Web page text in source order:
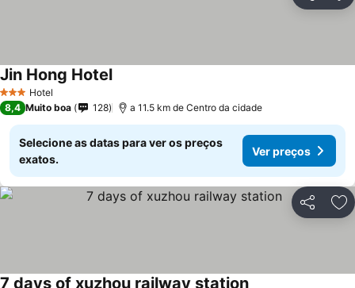
3 EstrelasHotel
Jin Hong Hotel
8,4 Muito boa 128 a 11.5 km de Centro da cidade
Selecione as datas para ver os preços
exatos.
Ver preços
Partilhar
7 days of xuzhou railway station